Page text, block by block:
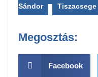
Sándor
, Tiszacsege
Megosztás:
Facebook